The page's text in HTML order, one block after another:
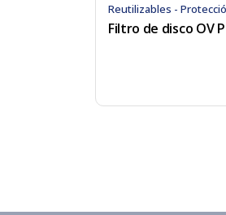
Reutilizables -
Filtro de disco OV